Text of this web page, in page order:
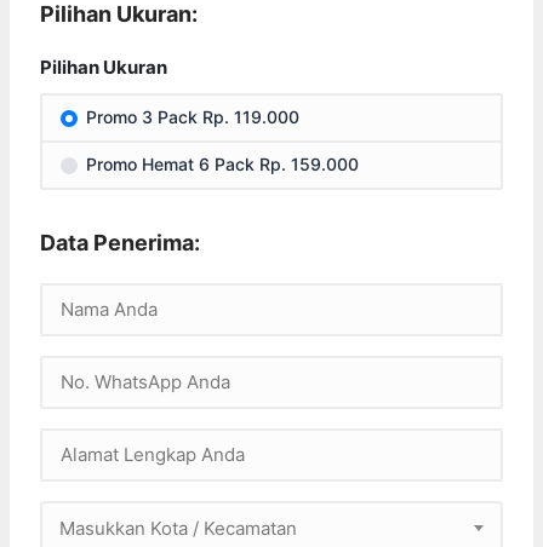
Pilihan Ukuran:
Pilihan Ukuran
Promo 3 Pack Rp. 119.000
Promo Hemat 6 Pack Rp. 159.000
Data Penerima:
Masukkan Kota / Kecamatan